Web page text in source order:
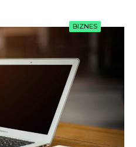
BIZNES